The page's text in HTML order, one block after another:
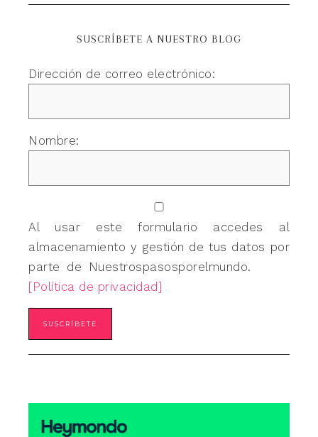
SUSCRÍBETE A NUESTRO BLOG
Dirección de correo electrónico:
Nombre:
Al usar este formulario accedes al
almacenamiento y gestión de tus datos por
parte de Nuestrospasosporelmundo.
[Política de privacidad]